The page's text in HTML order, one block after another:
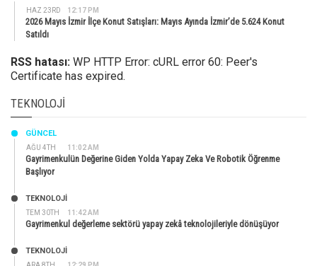
HAZ 23RD 12:17 PM
2026 Mayıs İzmir İlçe Konut Satışları: Mayıs Ayında İzmir’de 5.624 Konut
Satıldı
RSS hatası: WP HTTP Error: cURL error 60: Peer's
Certificate has expired.
TEKNOLOJI
AĞU 4TH 11:02 AM
GÜNCEL
Gayrimenkulün Değerine Giden Yolda Yapay Zeka Ve Robotik Öğrenme
Başlıyor
TEM 30TH 11:42 AM
TEKNOLOJİ
Gayrimenkul değerleme sektörü yapay zekâ teknolojileriyle dönüşüyor
TEKNOLOJİ